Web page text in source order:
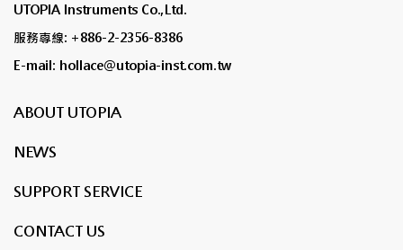
UTOPIA Instruments Co.,Ltd.
服務專線: +886-2-2356-8386
E-mail: hollace@utopia-inst.com.tw
ABOUT UTOPIA
NEWS
SUPPORT SERVICE
CONTACT US